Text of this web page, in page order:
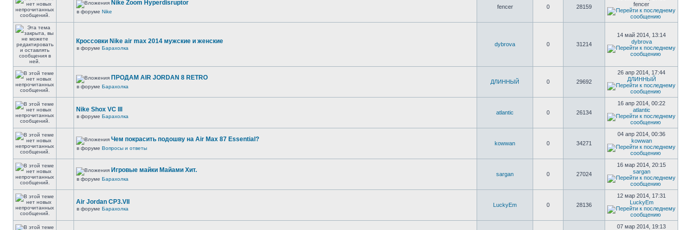
Nike Zoom Hyperdisruptor
в форуме Nike
fencer 0 28159
fencer
Кроссовки Nike air max 2014 мужские и женские
в форуме Барахолка
dybrova 0 31214
14 май 2014, 13:14
dybrova
ПРОДАМ AIR JORDAN 8 RETRO
в форуме Барахолка
ДЛИННЫЙ 0 29692
26 апр 2014, 17:44
ДЛИННЫЙ
Nike Shox VC III
в форуме Барахолка
atlantic 0 26134
16 апр 2014, 00:22
atlantic
Чем покрасить подошву на Air Max 87 Essential?
в форуме Вопросы и ответы
kowwan 0 34271
04 апр 2014, 00:36
kowwan
Игровые майки Майами Хит.
в форуме Барахолка
sargan 0 27024
16 мар 2014, 20:15
sargan
Air Jordan CP3.VII
в форуме Барахолка
LuckyEm 0 28136
12 мар 2014, 17:31
LuckyEm
07 мар 2014, 19:13